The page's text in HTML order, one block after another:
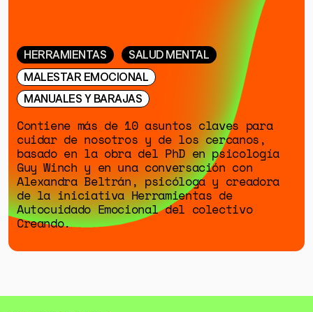
HERRAMIENTAS
SALUD MENTAL
MALESTAR EMOCIONAL
MANUALES Y BARAJAS
Contiene más de 10 asuntos claves para
cuidar de nosotros y de los cercanos,
basado en la obra del PhD en psicología
Guy Winch y en una conversación con
Alexandra Beltrán, psicóloga y creadora
de la iniciativa Herramientas de
Autocuidado Emocional del colectivo
Creando.